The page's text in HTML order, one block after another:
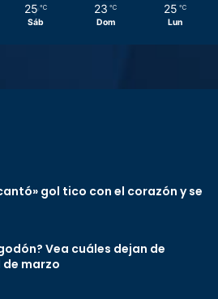
25 ℃
Sáb
23 ℃
Dom
25 ℃
Lun
gol tico con el corazón y se
Vea cuáles dejan de
de marzo